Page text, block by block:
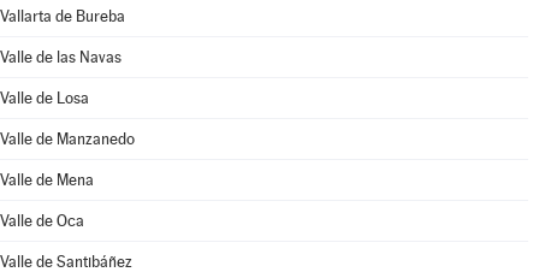
Vallarta de Bureba
Valle de las Navas
Valle de Losa
Valle de Manzanedo
Valle de Mena
Valle de Oca
Valle de Santibáñez